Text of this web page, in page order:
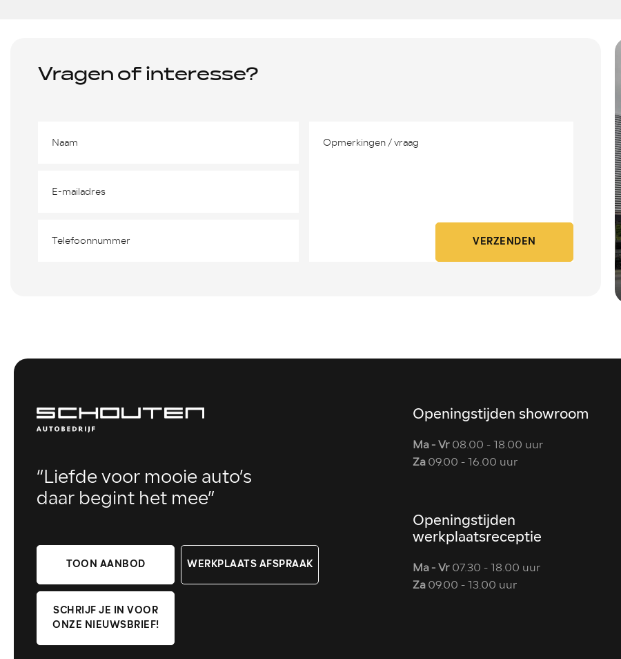
Vragen of interesse?
VERZENDEN
“Liefde voor mooie auto’s
daar begint het mee”
TOON AANBOD WERKPLAATS AFSPRAAK
SCHRIJF JE IN VOOR
ONZE NIEUWSBRIEF!
Openingstijden showroom
Ma - Vr 08.00 - 18.00 uur
Za 09.00 - 16.00 uur
Openingstijden
werkplaatsreceptie
Ma - Vr 07.30 - 18.00 uur
Za 09.00 - 13.00 uur